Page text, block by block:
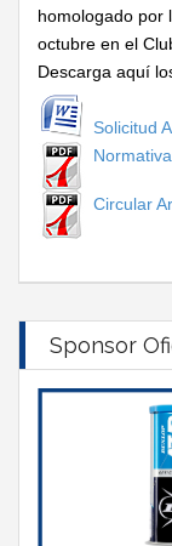
homologado por
octubre en el
Descarga aquí
Solicitud
Circular
Sponsor